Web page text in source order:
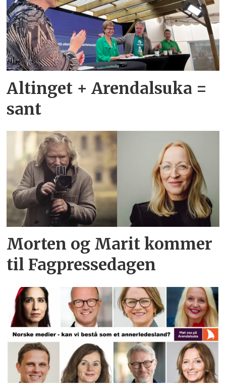
Altinget + Arendalsuka =
sant
Morten og Marit kommer
til Fagpressedagen